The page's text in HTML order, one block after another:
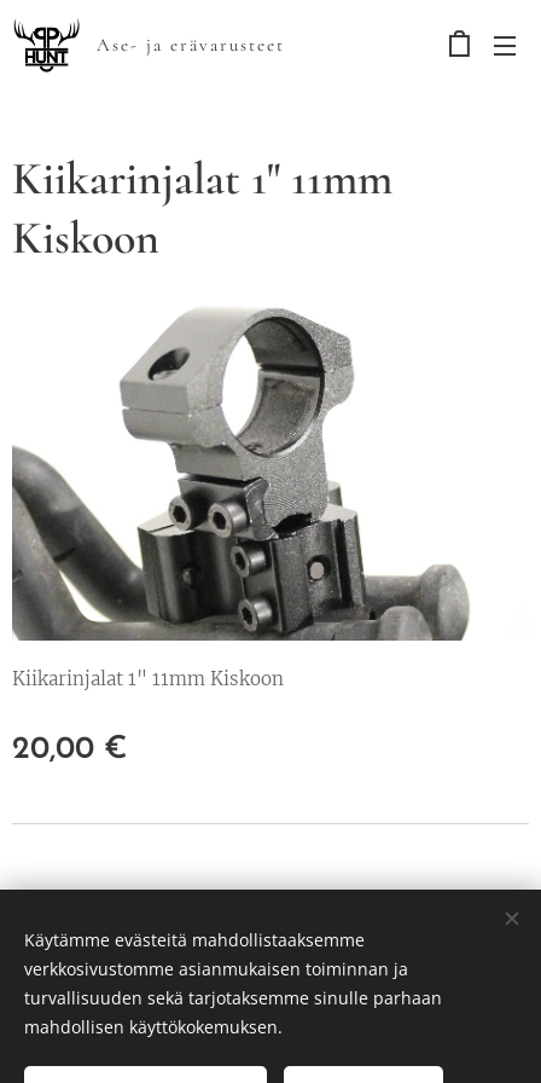
Ase- ja erävarusteet
Kiikarinjalat 1" 11mm
Kiskoon
Kiikarinjalat 1" 11mm Kiskoon
20,00 €
PP Hunt Oy Tuusula
3239651-3
Evästeet
Käytämme evästeitä mahdollistaaksemme
verkkosivustomme asianmukaisen toiminnan ja
turvallisuuden sekä tarjotaksemme sinulle parhaan
mahdollisen käyttökokemuksen.